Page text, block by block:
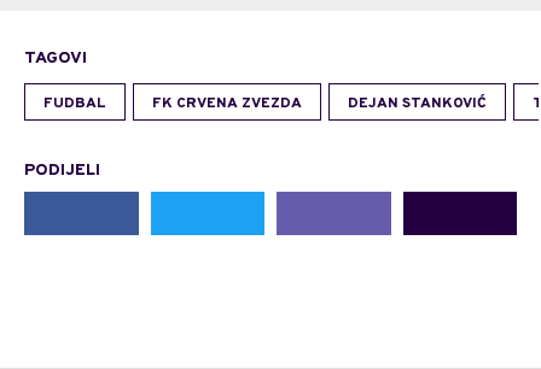
TAGOVI
FUDBAL FK CRVENA ZVEZDA DEJAN STANKOVIĆ
PODIJELI